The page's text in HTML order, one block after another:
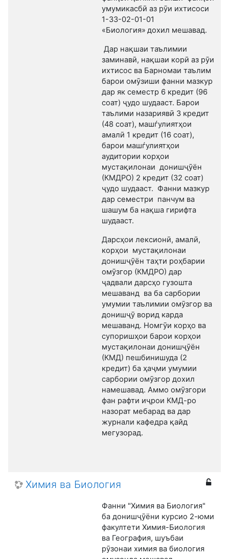
умумикасбӣ аз рӯи ихтисоси
1-33-02-01-01
«Биология» дохил мешавад.
Дар нақшаи таълимии
заминавӣ, нақшаи корӣ аз рӯи
ихтисос ва Барномаи таълим
барои омӯзиши фанни мазкур
дар як семестр 6 кредит (96
соат) ҷудо шудааст. Барои
таълими назариявӣ 3 кредит
(48 соат), машѓулиятҳои
амалӣ 1 кредит (16 соат),
барои машѓулиятҳои
аудитории корҳои
мустақилонаи донишҷӯён
(КМДРО) 2 кредит (32 соат)
ҷудо шудааст. Фанни мазкур
дар семестри панчум ва
шашум ба нақша гирифта
шудааст.
Дарсҳои лексионӣ, амалӣ,
корҳои мустақилонаи
донишҷӯён таҳти роҳбарии
омӯзгор (КМДРО) дар
ҷадвали дарсҳо гузошта
мешаванд ва ба сарбории
умумии таълимии омӯзгор ва
донишҷӯ ворид карда
мешаванд. Номгӯи корҳо ва
супоришҳои барои корҳои
мустақилонаи донишҷӯён
(КМД) пешбинишуда (2
кредит) ба ҳаҷми умумии
сарбории омӯзгор дохил
намешавад. Аммо омӯзгори
фан рафти иҷрои КМД-ро
назорат мебарад ва дар
журнали кафедра қайд
мегузорад.
Химия ва Биология
Фанни "Химия ва Биология"
ба донишҷӯёни курсио 2-юми
факултети Химия-Биология
ва География, шуъбаи
рӯзонаи химия ва биология